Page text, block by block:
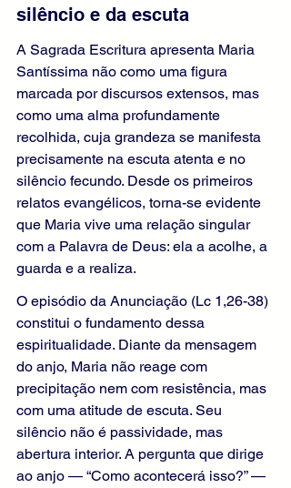
silêncio e da escuta
A Sagrada Escritura apresenta Maria
Santíssima não como uma figura
marcada por discursos extensos, mas
como uma alma profundamente
recolhida, cuja grandeza se manifesta
precisamente na escuta atenta e no
silêncio fecundo. Desde os primeiros
relatos evangélicos, torna-se evidente
que Maria vive uma relação singular
com a Palavra de Deus: ela a acolhe, a
guarda e a realiza.
O episódio da Anunciação (Lc 1,26-38)
constitui o fundamento dessa
espiritualidade. Diante da mensagem
do anjo, Maria não reage com
precipitação nem com resistência, mas
com uma atitude de escuta. Seu
silêncio não é passividade, mas
abertura interior. A pergunta que dirige
ao anjo — “Como acontecerá isso?” —